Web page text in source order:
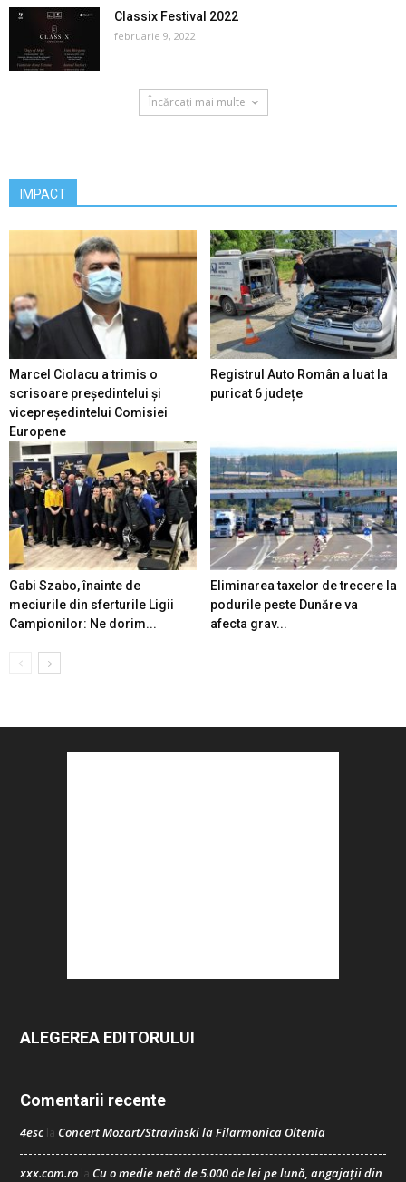
Classix Festival 2022
februarie 9, 2022
Încărcați mai multe
IMPACT
Marcel Ciolacu a trimis o
scrisoare președintelui și
vicepreședintelui Comisiei
Europene
Registrul Auto Român a luat la
puricat 6 județe
Gabi Szabo, înainte de
meciurile din sferturile Ligii
Campionilor: Ne dorim...
Eliminarea taxelor de trecere la
podurile peste Dunăre va
afecta grav...
ALEGEREA EDITORULUI
Comentarii recente
4esc la Concert Mozart/Stravinski la Filarmonica Oltenia
xxx.com.ro la Cu o medie netă de 5.000 de lei pe lună, angajații din